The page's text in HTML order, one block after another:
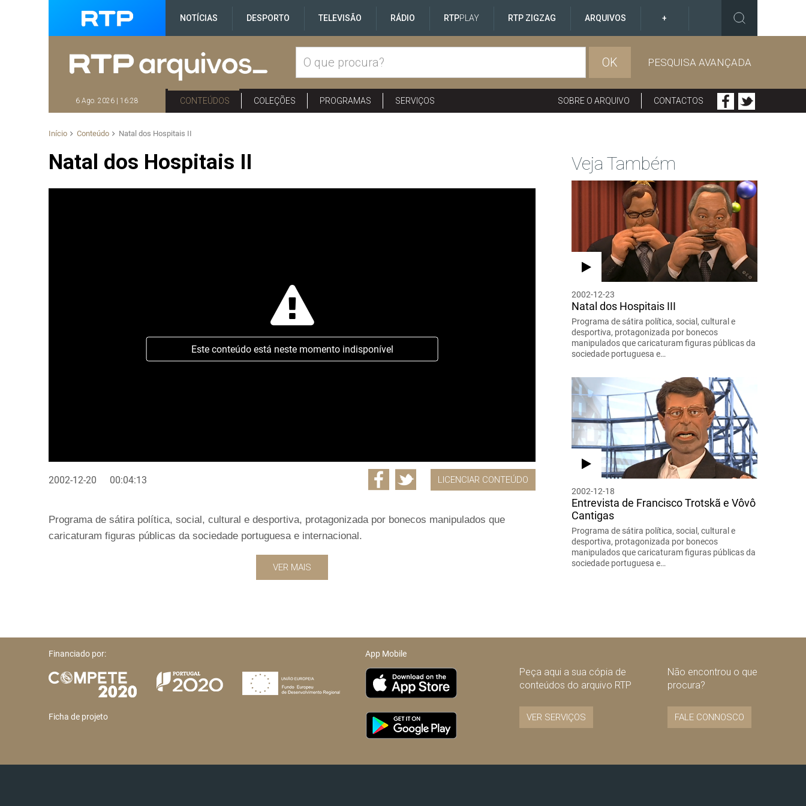
NOTÍCIAS DESPORTO TELEVISÃO RÁDIO RTPPLAY RTP ZIGZAG ARQUIVOS +
OK PESQUISA AVANÇADA
6 Ago. 2026 | 16:28 CONTEÚDOS COLEÇÕES PROGRAMAS SERVIÇOS SOBRE O ARQUIVO CONTACTOS
Início Conteúdo Natal dos Hospitais II
Natal dos Hospitais II
Este conteúdo está neste momento indisponível
2002-12-20 00:04:13 LICENCIAR CONTEÚDO
Programa de sátira política, social, cultural e desportiva, protagonizada por bonecos manipulados que
caricaturam figuras públicas da sociedade portuguesa e internacional.
VER MAIS
Veja Também
2002-12-23
Natal dos Hospitais III
Programa de sátira política, social, cultural e
desportiva, protagonizada por bonecos
manipulados que caricaturam figuras públicas da
sociedade portuguesa e…
2002-12-18
Entrevista de Francisco Trotskã e Vôvô
Cantigas
Programa de sátira política, social, cultural e
desportiva, protagonizada por bonecos
manipulados que caricaturam figuras públicas da
sociedade portuguesa e…
Financiado por:
Ficha de projeto
App Mobile
Peça aqui a sua cópia de
conteúdos do arquivo RTP
VER SERVIÇOS
Não encontrou o que
procura?
FALE CONNOSCO